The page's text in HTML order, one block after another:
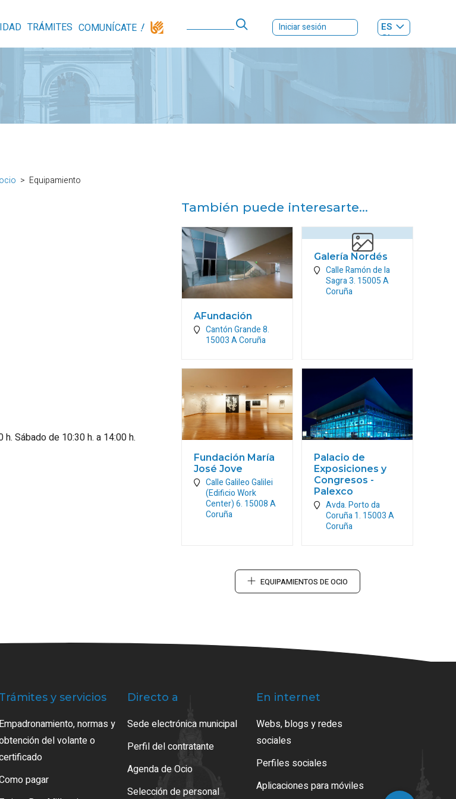
TRÁMITES COMUNÍCATE Iniciar sesión
ES
GL
Equipamiento
Sábado de 10:30 h. a 14:00 h.
También puede interesarte...
AFundación
Cantón Grande 8.
15003A Coruña
Galería Nordés
Calle Ramón de la
Sagra 3. 15005A
Coruña
Fundación María
José Jove
Calle Galileo Galilei
(Edificio Work
Center) 6. 15008A
Coruña
Palacio de
Exposiciones y
Congresos -
Palexco
Avda. Porto da
Coruña 1. 15003A
Coruña
EQUIPAMIENTOS DE OCIO
Trámites y servicios
Empadronamiento, normas y
del volante o
pagar
Directo a
Sede electrónica municipal
Perfil del contratante
Agenda de Ocio
Selección de personal
En internet
Webs, blogs y redes
sociales
Perfiles sociales
Aplicaciones para móviles